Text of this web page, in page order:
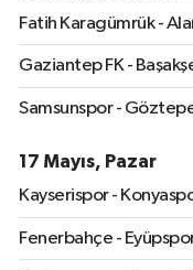
Fatih Karagümrük -
Gaziantep FK -
Samsunspor -
17 Mayıs, Pazar
Kayserispor -
Fenerbahçe -